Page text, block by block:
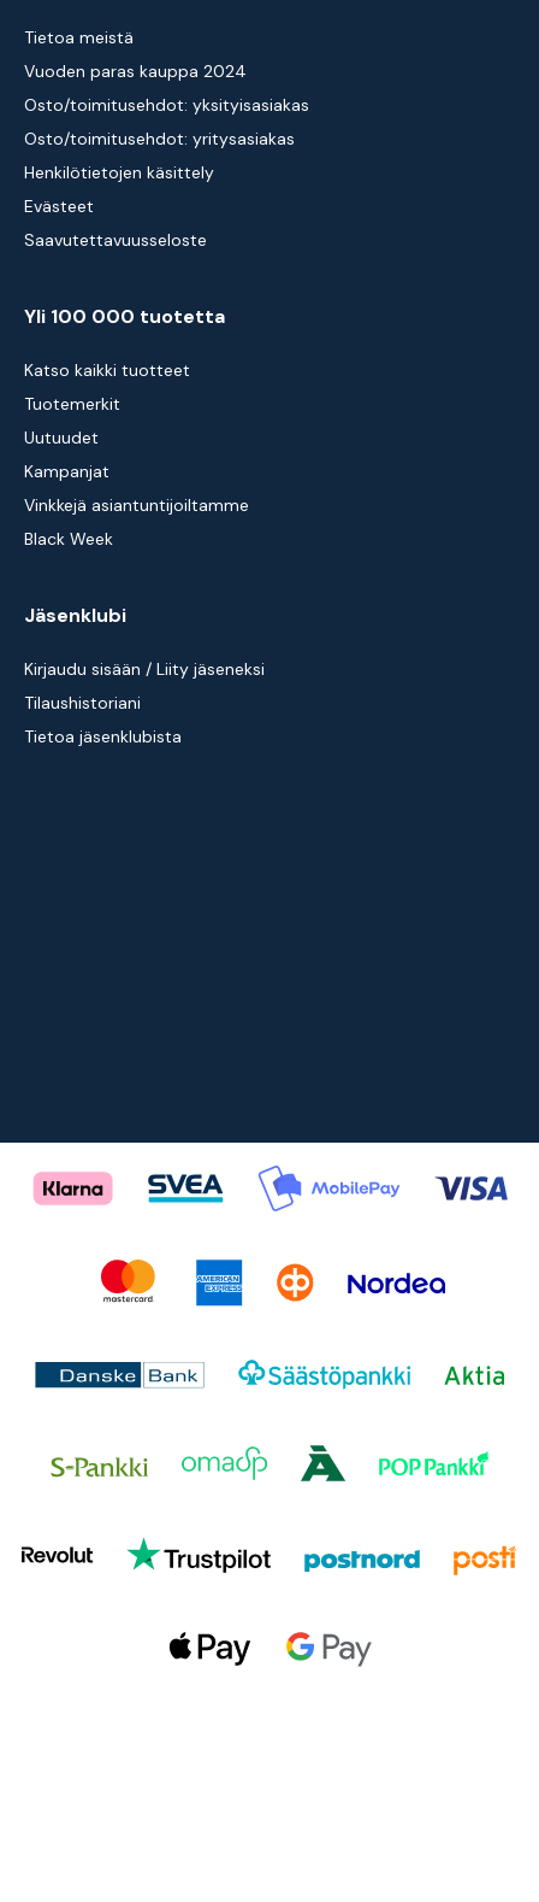
Tietoa meistä
Vuoden paras kauppa 2024
Osto/toimitusehdot: yksityisasiakas
Osto/toimitusehdot: yritysasiakas
Henkilötietojen käsittely
Evästeet
Saavutettavuusseloste
Yli 100 000 tuotetta
Katso kaikki tuotteet
Tuotemerkit
Uutuudet
Kampanjat
Vinkkejä asiantuntijoiltamme
Black Week
Jäsenklubi
Kirjaudu sisään / Liity jäseneksi
Tilaushistoriani
Tietoa jäsenklubista